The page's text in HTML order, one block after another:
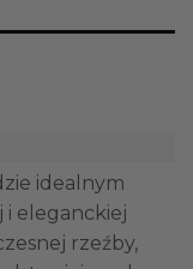
idealnym
i eleganckiej
rzeźby,